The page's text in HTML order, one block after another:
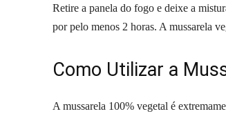
Retire a panela do fogo e deixe a
por pelo menos 2 horas. A mussarela
Como Utilizar a
A mussarela 100% vegetal é